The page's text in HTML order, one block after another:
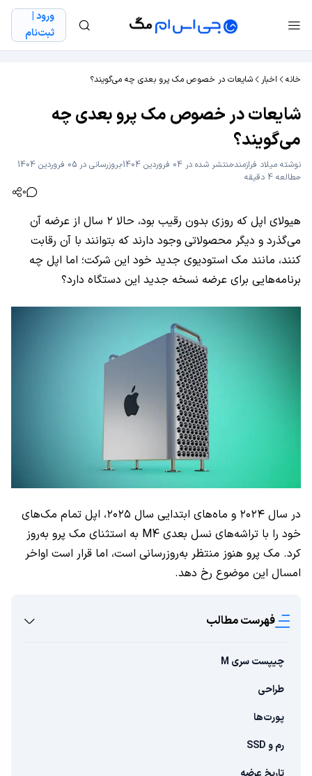
ورود |
ثبت‌نام
خانه اخبار شایعات در خصوص مک پرو بعدی چه می‌گویند؟
شایعات در خصوص مک پرو بعدی چه
می‌گویند؟
نوشته میلاد فراز‌مندمنتشر شده در 04 فروردین 1404
بروزرسانی در 05 فروردین 1404
مطالعه 4 دقیقه
0
هیولای اپل که روزی بدون رقیب بود، حالا ۲ سال از عرضه آن
می‌گذرد و دیگر محصولاتی وجود دارند که بتوانند با آن رقابت
کنند، مانند مک استودیوی جدید خود این شرکت؛ اما اپل چه
برنامه‌هایی برای عرضه نسخه جدید این دستگاه دارد؟
در سال ۲۰۲۴ و ماه‌های ابتدایی سال ۲۰۲۵، اپل تمام مک‌های
خود را با تراشه‌های نسل بعدی M4 به استثنای مک پرو به‌روز
کرد. مک پرو هنوز منتظر به‌روزرسانی است، اما قرار است اواخر
امسال این موضوع رخ دهد.
فهرست مطالب
چیپست سری M
طراحی
پورت‌ها
رم و SSD